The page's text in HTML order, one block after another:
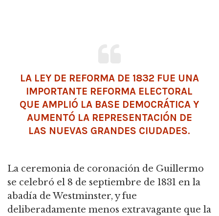
LA LEY DE REFORMA DE 1832 FUE UNA
IMPORTANTE REFORMA ELECTORAL
QUE AMPLIÓ LA BASE DEMOCRÁTICA Y
AUMENTÓ LA REPRESENTACIÓN DE
LAS NUEVAS GRANDES CIUDADES.
La ceremonia de coronación de Guillermo
se celebró el 8 de septiembre de 1831 en la
abadía de Westminster, y fue
deliberadamente menos extravagante que la